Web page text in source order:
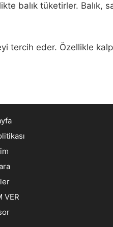
balık tüketirler. Balık,
eder. Özellikle kalp
VER